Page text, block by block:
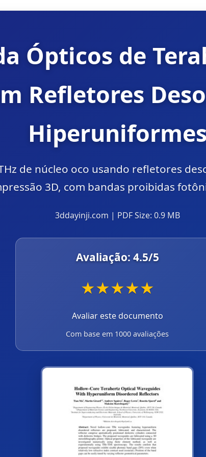
Ópticos de
Refletores
Hiperuniformes
de núcleo oco usando refletores
3D, com bandas proibidas
3ddayinji.com | PDF Size: 0.9 MB
Avaliação: 4.5/5
★★★★★
Avaliar este documento
Com base em 1000 avaliações